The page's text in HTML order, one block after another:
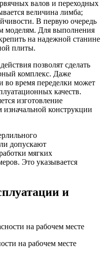
валов и переходных
величина лимба;
В первую очередь
моделям. Для выполнения
на надежной станине
плиты.
позволят сделать
комплекс. Даже
во время переделки может
качеств.
изготовление
изначальной конструкции
допускают
мягких
Это указывается
и
на рабочем месте